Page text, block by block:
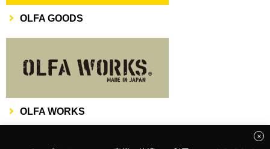
OLFA GOODS
OLFA WORKS